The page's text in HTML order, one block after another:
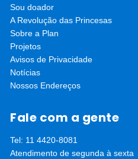
financiamento,
uma comunidade on-line
Sou doador
A Revolução das Princesas
Sobre a Plan
Projetos
Avisos de Privacidade
Notícias
Nossos Endereços
Fale com a gente
Tel: 11 4420-8081
Atendimento de segunda à sexta